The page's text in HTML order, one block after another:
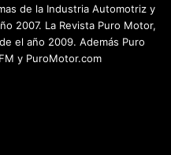
de la Industria Automotriz y
2007. La Revista Puro Motor,
el año 2009. Además Puro
y PuroMotor.com